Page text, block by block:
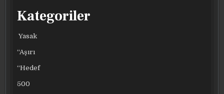
Kategoriler
Yasak
“Aşırı
“Hedef
500